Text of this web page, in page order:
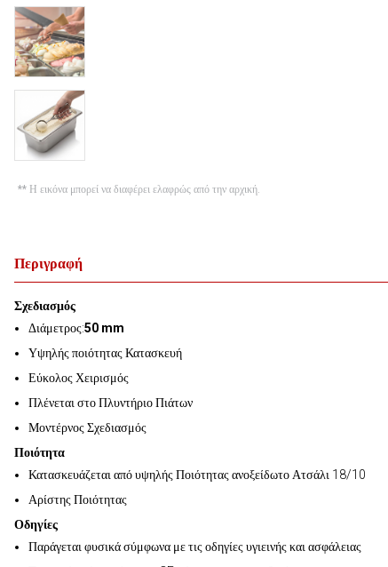
** Η εικόνα μπορεί να διαφέρει ελαφρώς από την αρχική.
Περιγραφή
Σχεδιασμός
Διάμετρος:50 mm
Υψηλής ποιότητας Κατασκευή
Εύκολος Χειρισμός
Πλένεται στο Πλυντήριο Πιάτων
Μοντέρνος Σχεδιασμός
Ποιότητα
Κατασκευάζεται από υψηλής Ποιότητας ανοξείδωτο Ατσάλι 18/10
Αρίστης Ποιότητας
Οδηγίες
Παράγεται φυσικά σύμφωνα με τις οδηγίες υγιεινής και ασφάλειας